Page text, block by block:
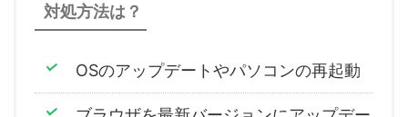
対処方法は？
OSのアップデートやパソコンの再起動